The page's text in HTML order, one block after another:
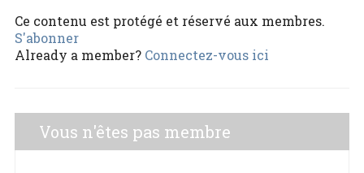
Ce contenu est protégé et réservé aux membres.
S'abonner
Already a member? Connectez-vous ici
Vous n'êtes pas membre